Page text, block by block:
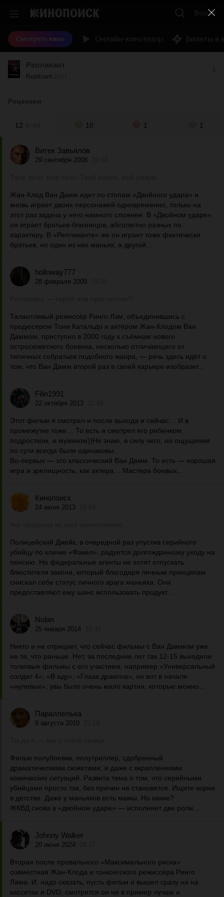
Войти
Смотреть кино
Replicant
12 10 1 1
Витек Завьялов
29 сентября 2008
Жан-Клод Ван Дамм идет по стопам «Двойного удара» и
вновь играет двоих персонажей одновременно, только на
этот раз задача у него намного сложнее. В «Двойном ударе»
он играет братьев-близнецов, абсолютно разных по
характеру. В «Репликанте» же он играет тоже фактически
братьев, но один из них маньяк, а другой...
holloway777
28 февраля 2009
Талантливый режиссёр Ринго Лэм, объединившись с
продюсером Тони Катальдо и актёром Жан-Клодом Ван
Даммом, приступил в 2000 году к съёмкам нового
остросюжетного боевика, несколько отличающего от
типичных собратьев подобного жанра, — речь здесь идёт о
том, что Ван Дамм второй раз в своей карьере изобразит...
Filin1991
22 октября 2013
Этот фильм я смотрел и после выхода и сейчас… И в
промежутке тоже… То есть я смотрел его ребенком,
подростком, и мужиком))Не знаю, в силу чего, но ощущения
по сути всегда были одинаковы.
Во-первых — это классический Ван Дамм. То есть — хорошая
игра и зрелищность, как актера… Мастера боевых...
Кинопоиск
24 июня 2013
Полицейский Джейк, в очередной раз упустив серийного
убийцу по кличке «Факел», радуется долгожданному уходу на
пенсию. Но федеральные агенты не хотят отпускать
блюстителя закона, который благодаря личным принципам
снискал себе статус личного врага маньяка. Они
предоставляют ему шанс использовать продукт...
Nolan
25 января 2014
Никто и не отрицает, что сейчас фильмы с Ван Даммом уже
не те, что раньше. Нет, за последние лет так 12-15 выходили
толковые фильмы с его участием, например «Универсальный
солдат 4», «В аду», «Глаза дракона», но вот в начале
«нулевых», увы было очень мало картин, которые можно...
Параллелька
9 августа 2010
Фильм полубоевик, полутриллер, сдобренный
драматическими сюжетами, и даже с вкраплениями
комических ситуаций. Развита тема о том, что серийными
убийцами просто так, без причин не становятся. Ищите корни
в детстве. Даже у маньяков есть мамы. Но какие?
ЖКВД снова в «двойном ударе» — исполняет две роли....
Johnny Walker
20 июня 2024
Вторая после провального «Максимального риска»
совместная Жан-Клода и гонконгского режиссёра Ринго
Лама. И, надо сказать, пусть фильм и вышел сразу на на
кассетах и DVD, смотрится он не в пример лучше и